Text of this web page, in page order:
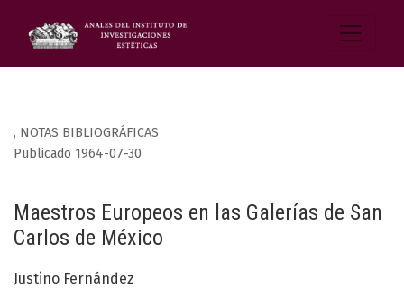
, NOTAS BIBLIOGRÁFICAS
Maestros Europeos en las Galerías de San
Carlos de México
Publicado 1964-07-30
Justino Fernández